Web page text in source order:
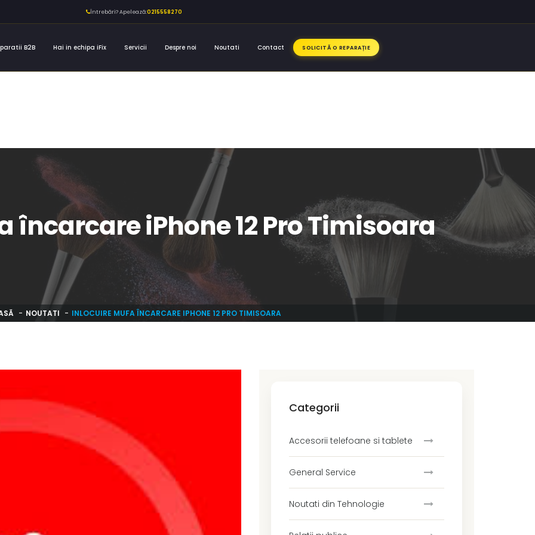
Întrebări? Apelează:0215558270
B2B Hai in echipa iFix Servicii Despre noi Noutati Contact SOLICITĂ O REPARAȚIE
încarcare iPhone 12 Pro Timisoara
NOUTATI INLOCUIRE MUFA ÎNCARCARE IPHONE 12 PRO TIMISOARA
Categorii
Accesorii telefoane si tablete
General Service
Noutati din Tehnologie